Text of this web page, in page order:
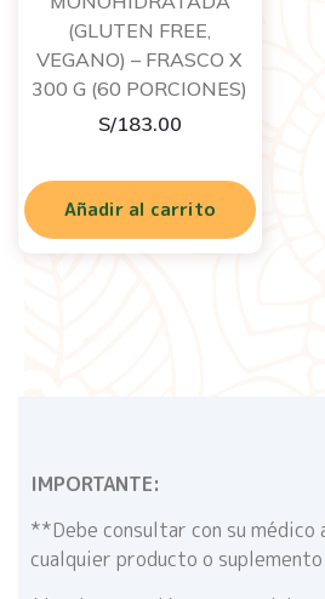
(GLUTEN FREE,
VEGANO) – FRASCO X
300 G (60 PORCIONES)
S/183.00
Añadir al carrito
IMPORTANTE:
**Debe consultar con su médico
cualquier producto o